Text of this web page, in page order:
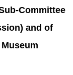
Committee
and of